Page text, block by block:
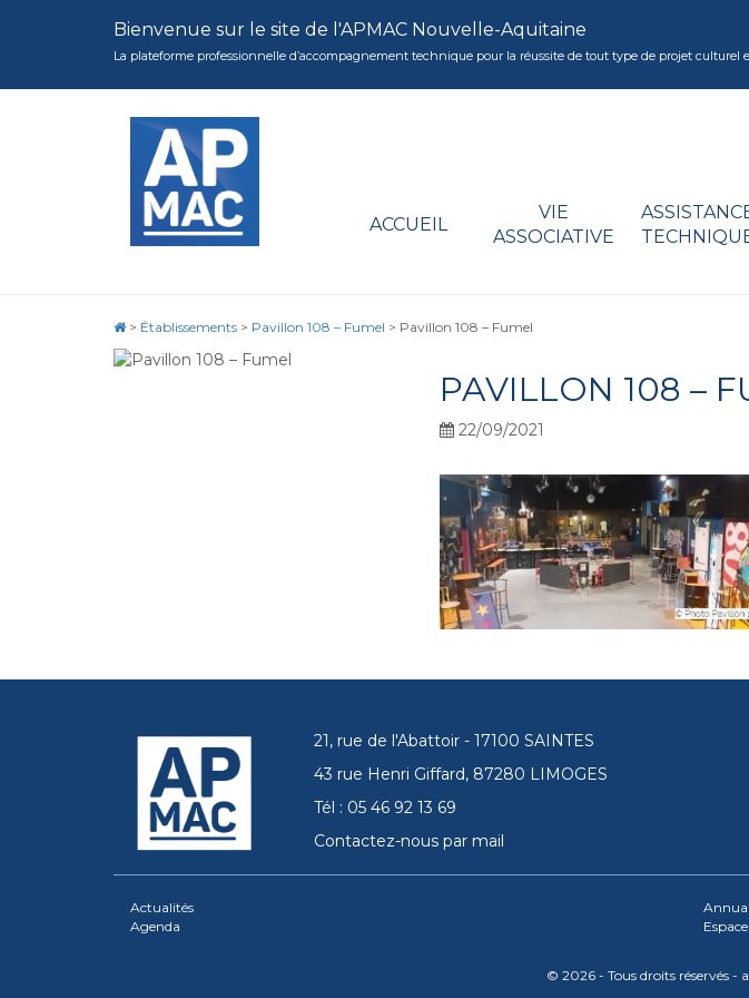
Bienvenue sur le site de l'APMAC Nouvelle-Aquitaine
La plateforme professionnelle d’accompagnement technique pour la réussite de tout type de projet culturel
ACCUEIL
VIE
ASSOCIATIVE
> Établissements > Pavillon 108 – Fumel > Pavillon 108 – Fumel
PAVILLON 108 –
22/09/2021
21, rue de l'Abattoir - 17100 SAINTES
43 rue Henri Giffard, 87280 LIMOGES
Tél : 05 46 92 13 69
Contactez-nous par mail
Actualités
Agenda
© 2026 - Tous droits réservés -